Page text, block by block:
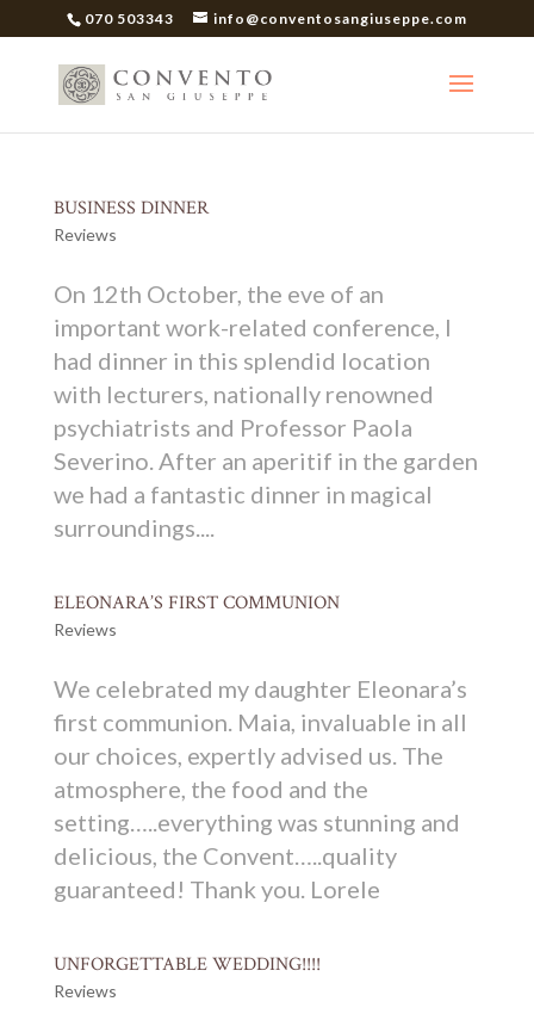
070 503343 info@conventosangiuseppe.com
BUSINESS DINNER
Reviews
On 12th October, the eve of an
important work-related conference, I
had dinner in this splendid location
with lecturers, nationally renowned
psychiatrists and Professor Paola
Severino. After an aperitif in the garden
we had a fantastic dinner in magical
surroundings....
ELEONARA’S FIRST COMMUNION
Reviews
We celebrated my daughter Eleonara’s
first communion. Maia, invaluable in all
our choices, expertly advised us. The
atmosphere, the food and the
setting…..everything was stunning and
delicious, the Convent…..quality
guaranteed! Thank you. Lorele
UNFORGETTABLE WEDDING!!!!
Reviews